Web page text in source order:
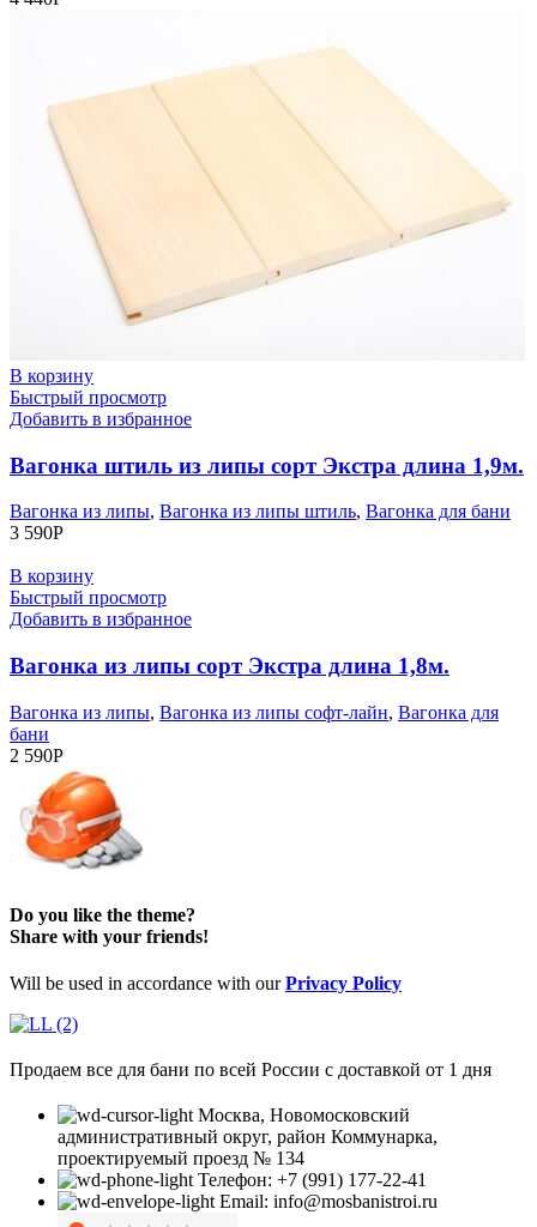
В корзину
Быстрый просмотр
Добавить в избранное
Вагонка штиль из липы сорт Экстра длина 1,9м.
Вагонка из липы, Вагонка из липы штиль, Вагонка для бани
3 590Р
В корзину
Быстрый просмотр
Добавить в избранное
Вагонка из липы сорт Экстра длина 1,8м.
Вагонка из липы, Вагонка из липы софт-лайн, Вагонка для
бани
2 590Р
Do you like the theme?
Share with your friends!
Will be used in accordance with ourPrivacy Policy
Продаем все для бани по всей России с доставкой от 1 дня
Москва, Новомосковский
административный округ, район Коммунарка,
проектируемый проезд № 134
Телефон: +7 (991) 177-22-41
Email: info@mosbanistroi.ru